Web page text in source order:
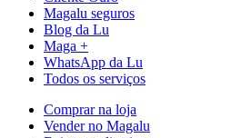
Magalu seguros
Blog da Lu
Maga +
WhatsApp da Lu
Todos os serviços
Comprar na loja
Vender no Magalu